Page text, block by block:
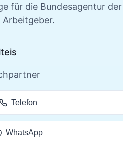
für die Bundesagentur der
Telefon
WhatsApp